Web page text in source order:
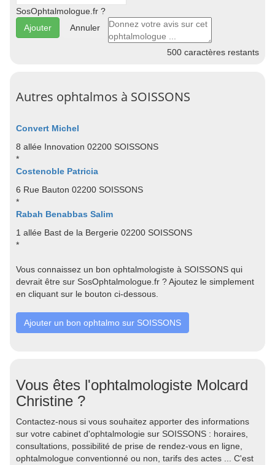
SosOphtalmologue.fr ?
Annuler
500 caractères restants
Autres ophtalmos à SOISSONS
Convert Michel
8 allée Innovation 02200 SOISSONS
*
Costenoble Patricia
6 Rue Bauton 02200 SOISSONS
*
Rabah Benabbas Salim
1 allée Bast de la Bergerie 02200 SOISSONS
*
Vous connaissez un bon ophtalmologiste à SOISSONS qui
devrait être sur SosOphtalmologue.fr ? Ajoutez le simplement
en cliquant sur le bouton ci-dessous.
Ajouter un bon ophtalmo sur SOISSONS
Vous êtes l'ophtalmologiste Molcard
Christine ?
Contactez-nous si vous souhaitez apporter des informations
sur votre cabinet d'ophtalmologie sur SOISSONS : horaires,
consultations, possibilité de prise de rendez-vous en ligne,
ophtalmologue conventionné ou non, tarifs des actes ... C'est